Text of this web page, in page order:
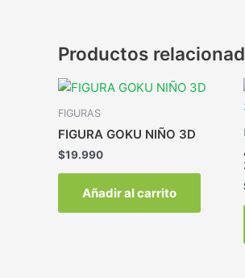
Productos
FIGURAS
FIGURA GOKU NIÑO 3D
$19.990
Añadir al carrito